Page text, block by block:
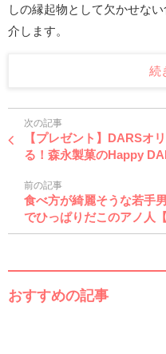
しの縁起物として欠かせな
介します。
続
次の記事
【プレゼント】DARSオ
る！森永製菓のHappy
前の記事
食べ方が綺麗そうな若手
でひっぱりだこのアノ人
おすすめの記事